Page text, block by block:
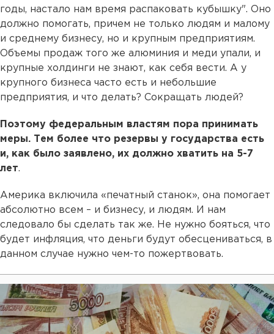
годы, настало нам время распаковать кубышку". Оно
должно помогать, причем не только людям и малому
и среднему бизнесу, но и крупным предприятиям.
Объемы продаж того же алюминия и меди упали, и
крупные холдинги не знают, как себя вести. А у
крупного бизнеса часто есть и небольшие
предприятия, и что делать? Сокращать людей?
Поэтому федеральным властям пора принимать
меры. Тем более что резервы у государства есть
и, как было заявлено, их должно хватить на 5-7
лет.
Америка включила «печатный станок», она помогает
абсолютно всем – и бизнесу, и людям. И нам
следовало бы сделать так же. Не нужно бояться, что
будет инфляция, что деньги будут обесцениваться, в
данном случае нужно чем-то пожертвовать.